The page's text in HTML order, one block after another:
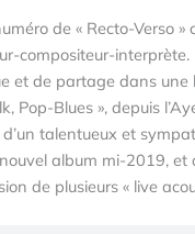
de « Recto-Verso »
compositeur-interprète.
et de partage dans une
Pop-Blues », depuis
talentueux et
album mi-2019, et
de plusieurs « live